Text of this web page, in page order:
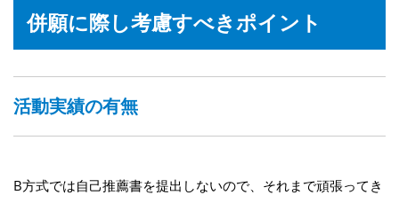
併願に際し考慮すべきポイント
活動実績の有無
B方式では自己推薦書を提出しないので、それまで頑張ってき